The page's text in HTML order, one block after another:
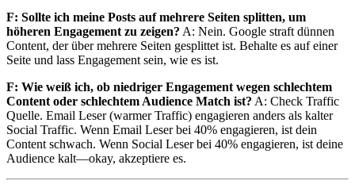
F: Sollte ich meine Posts auf mehrere Seiten splitten, um
höheren Engagement zu zeigen? A: Nein. Google straft dünnen
Content, der über mehrere Seiten gesplittet ist. Behalte es auf einer
Seite und lass Engagement sein, wie es ist.
F: Wie weiß ich, ob niedriger Engagement wegen schlechtem
Content oder schlechtem Audience Match ist? A: Check Traffic
Quelle. Email Leser (warmer Traffic) engagieren anders als kalter
Social Traffic. Wenn Email Leser bei 40% engagieren, ist dein
Content schwach. Wenn Social Leser bei 40% engagieren, ist deine
Audience kalt—okay, akzeptiere es.